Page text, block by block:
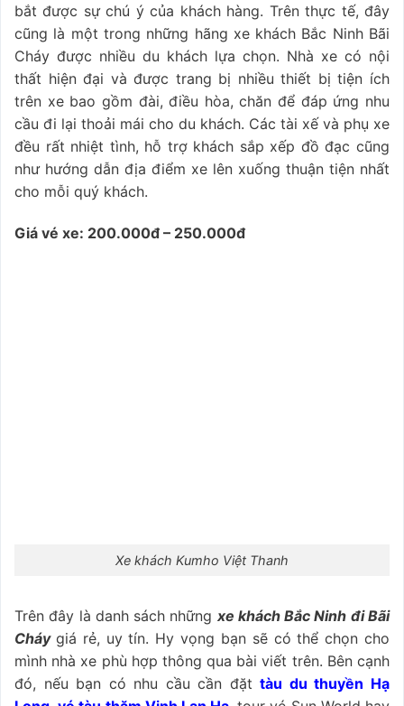
bắt được sự chú ý của khách hàng. Trên thực tế, đây
cũng là một trong những hãng xe khách Bắc Ninh Bãi
Cháy được nhiều du khách lựa chọn. Nhà xe có nội
thất hiện đại và được trang bị nhiều thiết bị tiện ích
trên xe bao gồm đài, điều hòa, chăn để đáp ứng nhu
cầu đi lại thoải mái cho du khách. Các tài xế và phụ xe
đều rất nhiệt tình, hỗ trợ khách sắp xếp đồ đạc cũng
như hướng dẫn địa điểm xe lên xuống thuận tiện nhất
cho mỗi quý khách.
Giá vé xe: 200.000đ – 250.000đ
Xe khách Kumho Việt Thanh
Trên đây là danh sách những xe khách Bắc Ninh đi Bãi
Cháy giá rẻ, uy tín. Hy vọng bạn sẽ có thể chọn cho
mình nhà xe phù hợp thông qua bài viết trên. Bên cạnh
đó, nếu bạn có nhu cầu cần đặttàu du thuyền Hạ